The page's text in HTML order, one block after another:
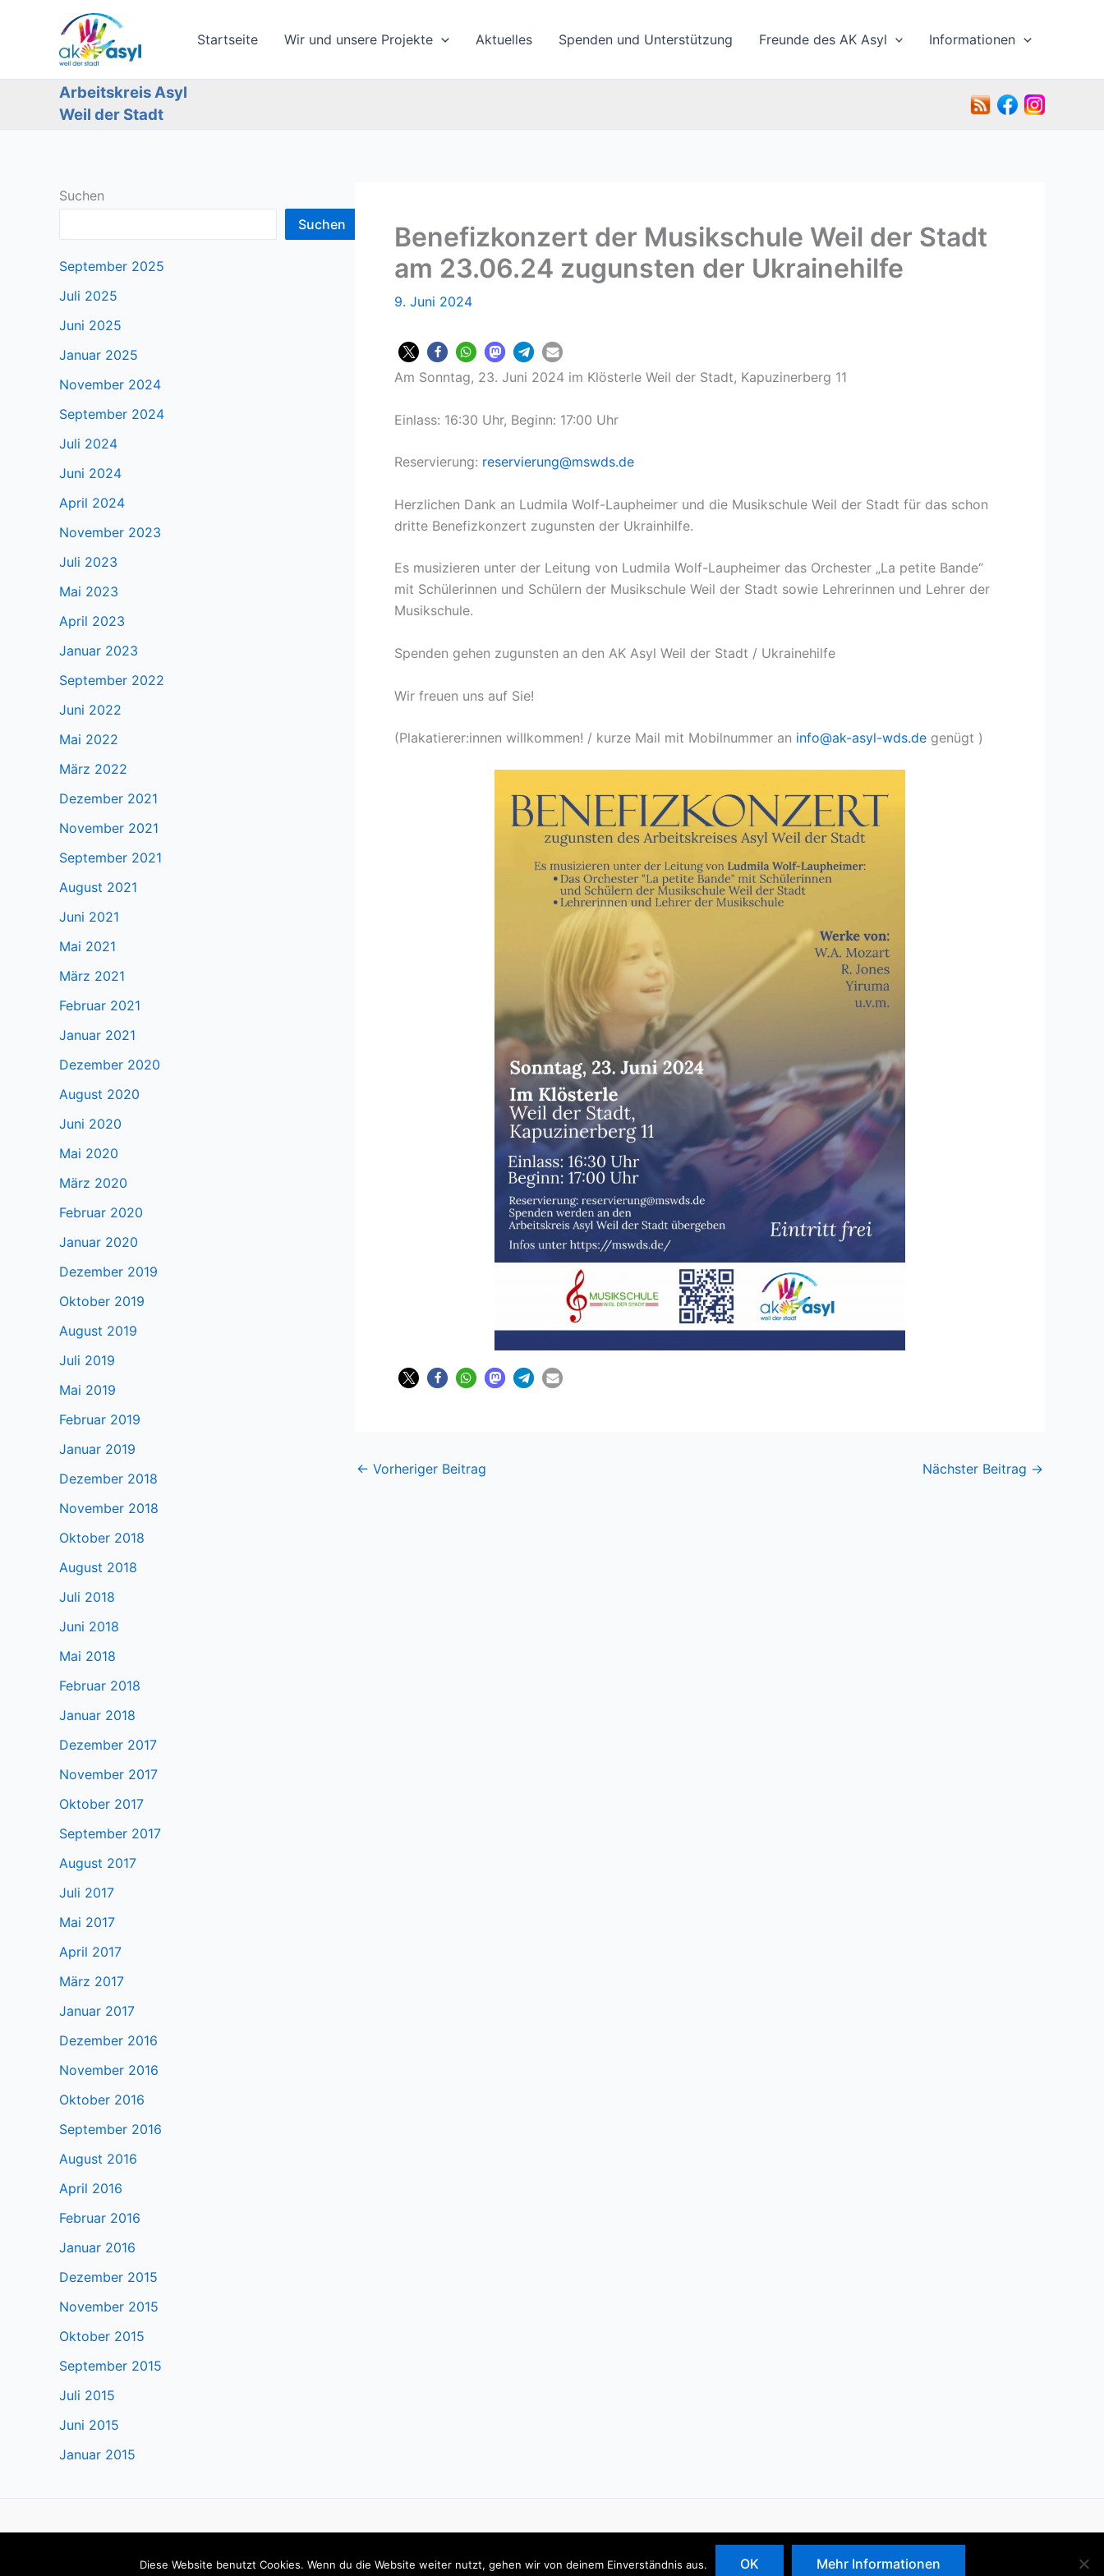
Startseite Wir und unsere Projekte Aktuelles Spenden und Unterstützung Freunde des AK Asyl Informationen
Arbeitskreis Asyl
Weil der Stadt
Suchen
Suchen
September 2025
Juli 2025
Juni 2025
Januar 2025
November 2024
September 2024
Juli 2024
Juni 2024
April 2024
November 2023
Juli 2023
Mai 2023
April 2023
Januar 2023
September 2022
Juni 2022
Mai 2022
März 2022
Dezember 2021
November 2021
September 2021
August 2021
Juni 2021
Mai 2021
März 2021
Februar 2021
Januar 2021
Dezember 2020
August 2020
Juni 2020
Mai 2020
März 2020
Februar 2020
Januar 2020
Dezember 2019
Oktober 2019
August 2019
Juli 2019
Mai 2019
Februar 2019
Januar 2019
Dezember 2018
November 2018
Oktober 2018
August 2018
Juli 2018
Juni 2018
Mai 2018
Februar 2018
Januar 2018
Dezember 2017
November 2017
Oktober 2017
September 2017
August 2017
Juli 2017
Mai 2017
April 2017
März 2017
Januar 2017
Dezember 2016
November 2016
Oktober 2016
September 2016
August 2016
April 2016
Februar 2016
Januar 2016
Dezember 2015
November 2015
Oktober 2015
September 2015
Juli 2015
Juni 2015
Januar 2015
Benefizkonzert der Musikschule Weil der Stadt
am 23.06.24 zugunsten der Ukrainehilfe
9. Juni 2024
Am Sonntag, 23. Juni 2024 im Klösterle Weil der Stadt, Kapuzinerberg 11
Einlass: 16:30 Uhr, Beginn: 17:00 Uhr
Reservierung: reservierung@mswds.de
Herzlichen Dank an Ludmila Wolf-Laupheimer und die Musikschule Weil der Stadt für das schon
dritte Benefizkonzert zugunsten der Ukrainhilfe.
Es musizieren unter der Leitung von Ludmila Wolf-Laupheimer das Orchester „La petite Bande“
mit Schülerinnen und Schülern der Musikschule Weil der Stadt sowie Lehrerinnen und Lehrer der
Musikschule.
Spenden gehen zugunsten an den AK Asyl Weil der Stadt / Ukrainehilfe
Wir freuen uns auf Sie!
(Plakatierer:innen willkommen! / kurze Mail mit Mobilnummer an info@ak-asyl-wds.de genügt )
← Vorheriger Beitrag Nächster Beitrag →
Copyright © 2026 AK Asyl
Diese Website benutzt Cookies. Wenn du die Website weiter nutzt, gehen wir von deinem Einverständnis aus. OK Mehr Informationen